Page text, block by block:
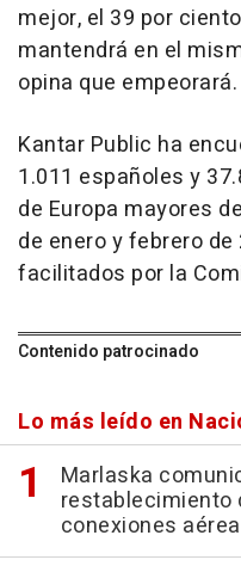
mejor, el 39 por
mantendrá en el
opina que empeorará.
Kantar Public ha
1.011 españoles y
de Europa mayores
de enero y febrero
facilitados por la
Contenido patrocinado
Lo más leído en
Marlaska
restablecimiento
conexiones